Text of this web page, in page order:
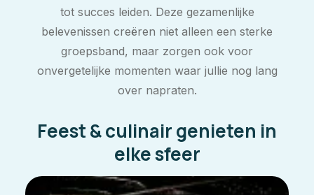
tot succes leiden. Deze gezamenlijke
belevenissen creëren niet alleen een sterke
groepsband, maar zorgen ook voor
onvergetelijke momenten waar jullie nog lang
over napraten.
Feest & culinair genieten in
elke sfeer